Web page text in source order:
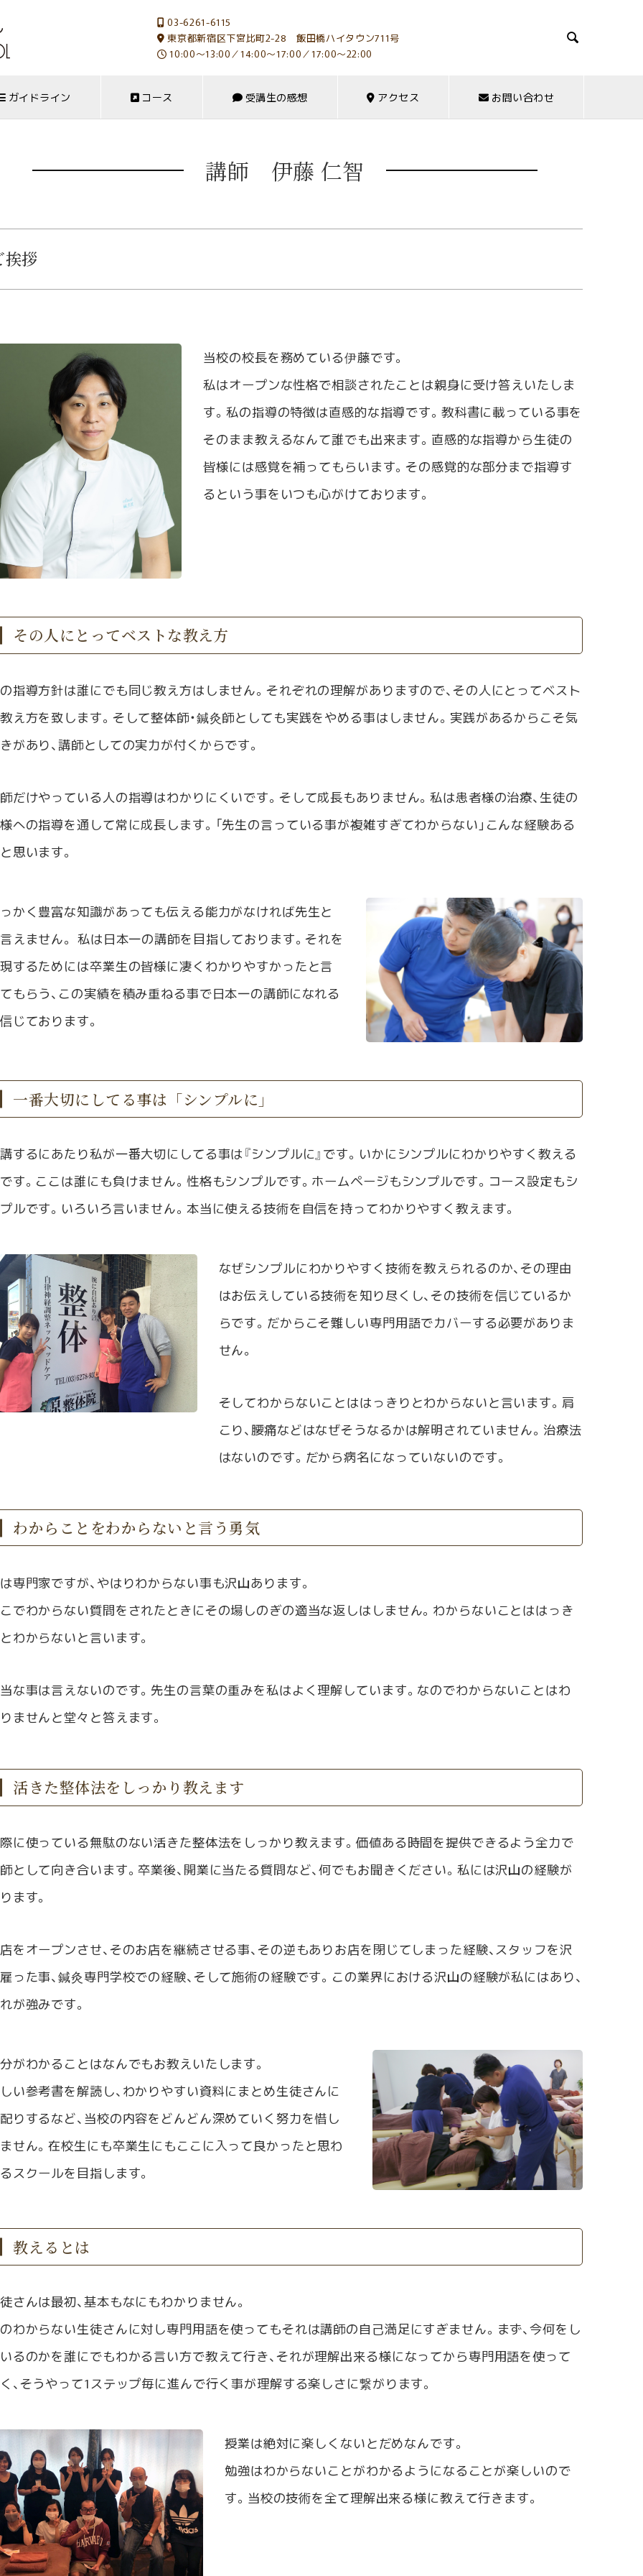
03-6261-6115
東京都新宿区下宮比町2-28 飯田橋ハイタウン711号
10:00～13:00／14:00～17:00／17:00～22:00

ガイドライン コース 受講生の感想 アクセス お問い合わせ
講師 伊藤 仁智
挨拶
当校の校長を務めている伊藤です。
私はオープンな性格で相談されたことは親身に受け答えいたしま
す。私の指導の特徴は直感的な指導です。教科書に載っている事を
そのまま教えるなんて誰でも出来ます。直感的な指導から生徒の
皆様には感覚を補ってもらいます。その感覚的な部分まで指導す
るという事をいつも心がけております。
その人にとってベストな教え方
指導方針は誰にでも同じ教え方はしません。それぞれの理解がありますので、その人にとってベスト
え方を致します。そして整体師・鍼灸師としても実践をやめる事はしません。実践があるからこそ気
があり、講師としての実力が付くからです。
だけやっている人の指導はわかりにくいです。そして成長もありません。私は患者様の治療、生徒の
への指導を通して常に成長します。「先生の言っている事が複雑すぎてわからない」こんな経験ある
思います。
かく豊富な知識があっても伝える能力がなければ先生と
えません。 私は日本一の講師を目指しております。それを
するためには卒業生の皆様に凄くわかりやすかったと言
もらう、この実績を積み重ねる事で日本一の講師になれる
じております。
一番大切にしてる事は「シンプルに」
するにあたり私が一番大切にしてる事は『シンプルに』です。いかにシンプルにわかりやすく教える
す。ここは誰にも負けません。性格もシンプルです。ホームページもシンプルです。コース設定もシ
ルです。いろいろ言いません。本当に使える技術を自信を持ってわかりやすく教えます。
なぜシンプルにわかりやすく技術を教えられるのか、その理由
はお伝えしている技術を知り尽くし、その技術を信じているか
らです。だからこそ難しい専門用語でカバーする必要がありま
せん。
そしてわからないことははっきりとわからないと言います。肩
こり、腰痛などはなぜそうなるかは解明されていません。治療法
はないのです。だから病名になっていないのです。
わからことをわからないと言う勇気
専門家ですが、やはりわからない事も沢山あります。
でわからない質問をされたときにその場しのぎの適当な返しはしません。わからないことははっき
わからないと言います。
な事は言えないのです。先生の言葉の重みを私はよく理解しています。なのでわからないことはわ
ませんと堂々と答えます。
活きた整体法をしっかり教えます
に使っている無駄のない活きた整体法をしっかり教えます。価値ある時間を提供できるよう全力で
として向き合います。卒業後、開業に当たる質問など、何でもお聞きください。私には沢山の経験が
ます。
をオープンさせ、そのお店を継続させる事、その逆もありお店を閉じてしまった経験、スタッフを沢
った事、鍼灸専門学校での経験、そして施術の経験です。この業界における沢山の経験が私にはあり、
が強みです。
がわかることはなんでもお教えいたします。
い参考書を解読し、わかりやすい資料にまとめ生徒さんに
りするなど、当校の内容をどんどん深めていく努力を惜し
せん。在校生にも卒業生にもここに入って良かったと思わ
スクールを目指します。
教えるとは
さんは最初、基本もなにもわかりません。
わからない生徒さんに対し専門用語を使ってもそれは講師の自己満足にすぎません。まず、今何をし
るのかを誰にでもわかる言い方で教えて行き、それが理解出来る様になってから専門用語を使って
、そうやって1ステップ毎に進んで行く事が理解する楽しさに繋がります。
授業は絶対に楽しくないとだめなんです。
勉強はわからないことがわかるようになることが楽しいので
す。当校の技術を全て理解出来る様に教えて行きます。